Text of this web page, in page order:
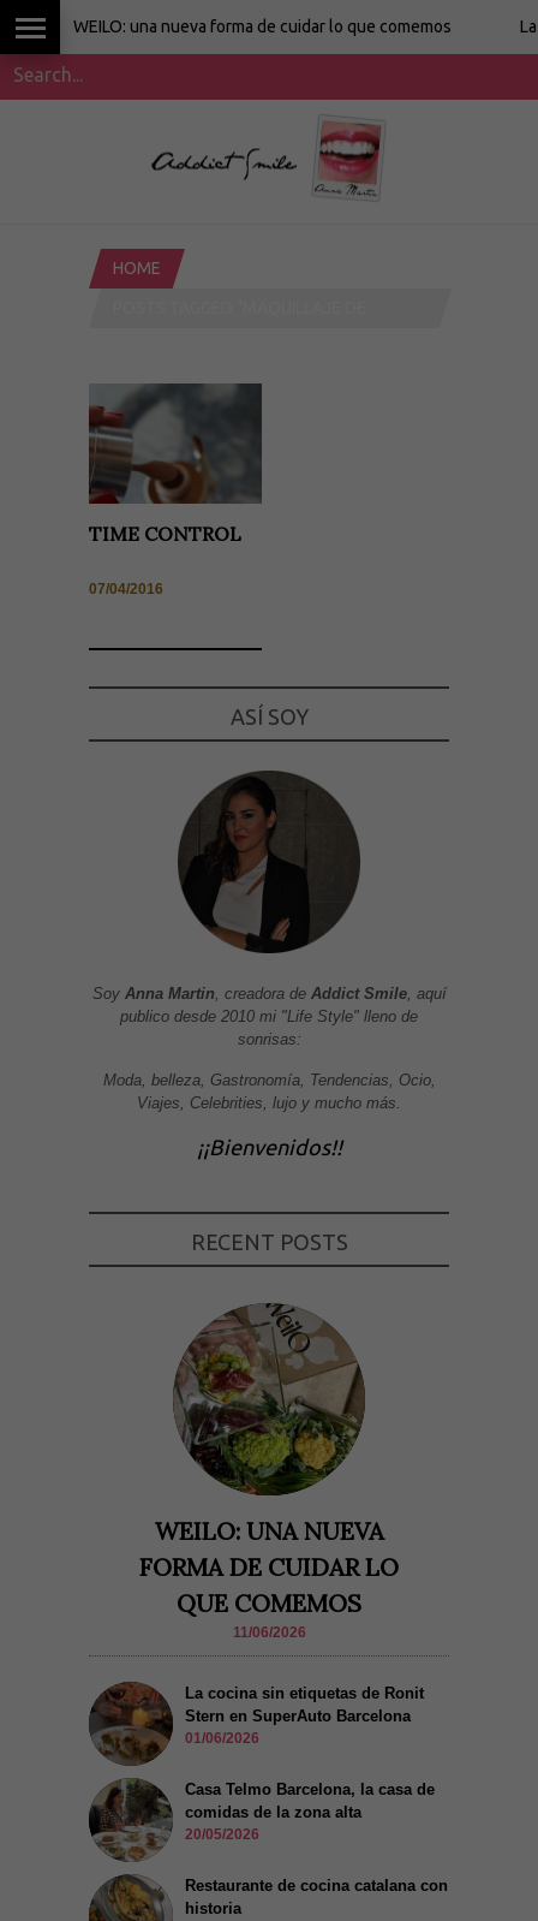
WEILO: una nueva forma de cuidar lo que comemos La
HOME
TIME CONTROL
07/04/2016
ASÍ SOY
Soy Anna Martin , creadora de Addict Smile, aquí
publico desde 2010 mi "Life Style" lleno de
sonrisas:
Moda, belleza, Gastronomía, Tendencias, Ocio,
Viajes, Celebrities, lujo y mucho más.
¡¡Bienvenidos!!
RECENT POSTS
WEILO: UNA NUEVA
FORMA DE CUIDAR LO
QUE COMEMOS
11/06/2026
La cocina sin etiquetas de Ronit
Stern en SuperAuto Barcelona
01/06/2026
Casa Telmo Barcelona, la casa de
comidas de la zona alta
20/05/2026
Restaurante de cocina catalana con
historia